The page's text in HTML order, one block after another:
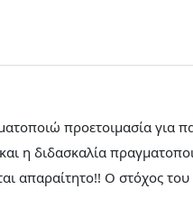
προετοιμασία για
η διδασκαλία
απαραίτητο!! Ο στόχος του